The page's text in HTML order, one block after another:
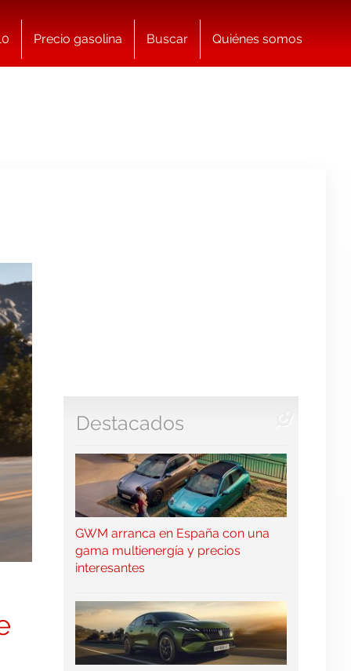
Precio gasolina Buscar Quiénes somos
Destacados
GWM arranca en España con una
gama multienergía y precios
interesantes